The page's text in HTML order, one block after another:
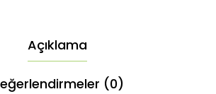
Açıklama
(0)